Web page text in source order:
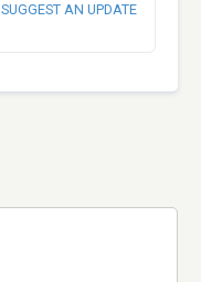
SUGGEST AN UPDATE